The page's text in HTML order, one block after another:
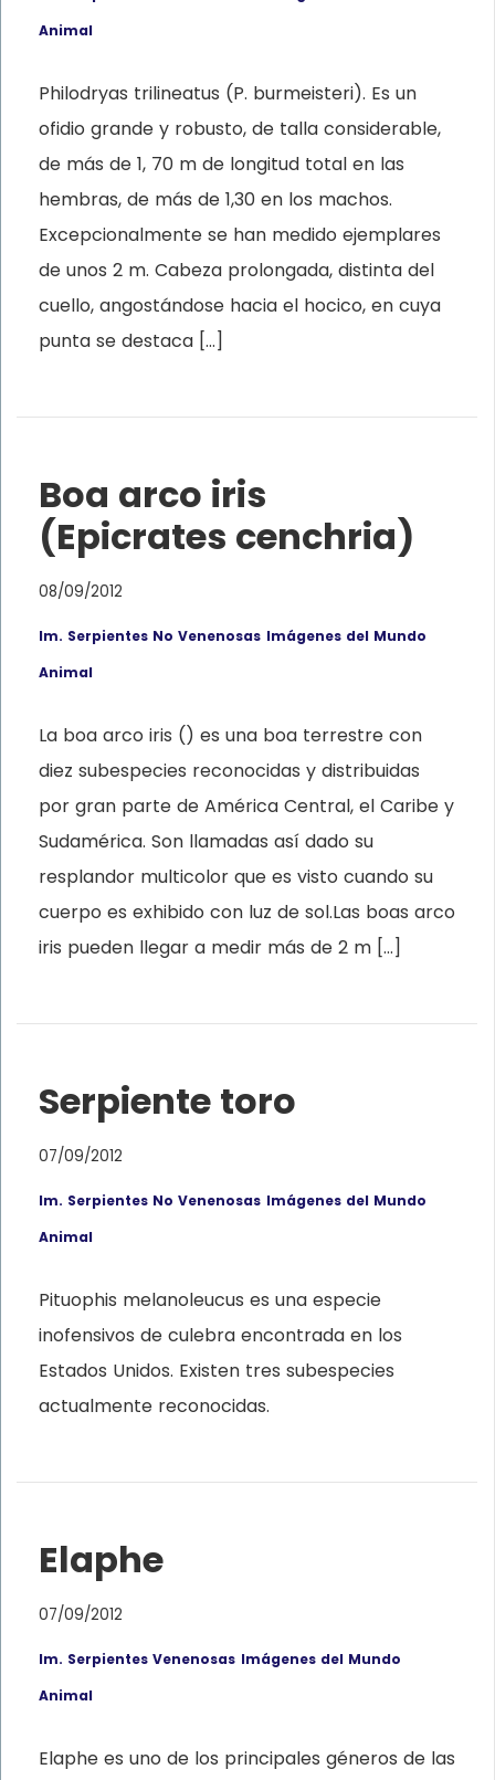
Animal
Philodryas trilineatus (P. burmeisteri). Es un
ofidio grande y robusto, de talla considerable,
de más de 1, 70 m de longitud total en las
hembras, de más de 1,30 en los machos.
Excepcionalmente se han medido ejemplares
de unos 2 m. Cabeza prolongada, distinta del
cuello, angostándose hacia el hocico, en cuya
punta se destaca […]
Boa arco iris
(Epicrates cenchria)
08/09/2012
Im. Serpientes No Venenosas Imágenes del Mundo
Animal
La boa arco iris () es una boa terrestre con
diez subespecies reconocidas y distribuidas
por gran parte de América Central, el Caribe y
Sudamérica. Son llamadas así dado su
resplandor multicolor que es visto cuando su
cuerpo es exhibido con luz de sol.Las boas arco
iris pueden llegar a medir más de 2 m […]
Serpiente toro
07/09/2012
Im. Serpientes No Venenosas Imágenes del Mundo
Animal
Pituophis melanoleucus es una especie
inofensivos de culebra encontrada en los
Estados Unidos. Existen tres subespecies
actualmente reconocidas.
Elaphe
07/09/2012
Im. Serpientes Venenosas Imágenes del Mundo
Animal
Elaphe es uno de los principales géneros de las